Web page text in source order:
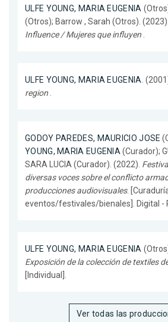
ULFE YOUNG, MARIA EUGENIA
(Otros); Barrow , Sarah (Otros). (2023).
Influence / Mujeres que influyen .
ULFE YOUNG, MARIA EUGENIA.
region .
GODOY PAREDES, MAURICIO JOSE
YOUNG, MARIA EUGENIA(Curador);
SARA LUCIA (Curador). (2022).
diversas voces sobre el conflicto
producciones audiovisuales.
eventos/festivales/bienales]. Digital -
ULFE YOUNG, MARIA EUGENIA
Exposición de la colección de textiles
[Individual].
Ver todas las